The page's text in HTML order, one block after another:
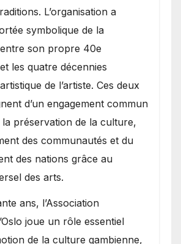
L’organisation a
symbolique de la
son propre 40e
les quatre décennies
de l’artiste. Ces deux
d’un engagement commun
préservation de la culture,
des communautés et du
des nations grâce au
des arts.
ans, l’Association
joue un rôle essentiel
de la culture gambienne,